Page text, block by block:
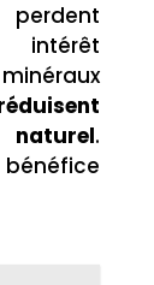
intérêt
.